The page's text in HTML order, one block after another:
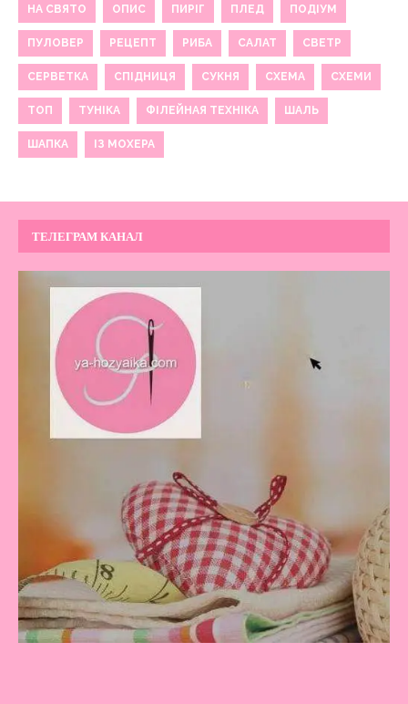
НА СВЯТО ОПИС ПИРІГ ПЛЕД ПОДІУМ
ПУЛОВЕР РЕЦЕПТ РИБА САЛАТ СВЕТР
СЕРВЕТКА СПІДНИЦЯ СУКНЯ СХЕМА СХЕМИ
ТОП ТУНІКА ФІЛЕЙНАЯ ТЕХНІКА ШАЛЬ
ШАПКА ІЗ МОХЕРА
ТЕЛЕГРАМ КАНАЛ